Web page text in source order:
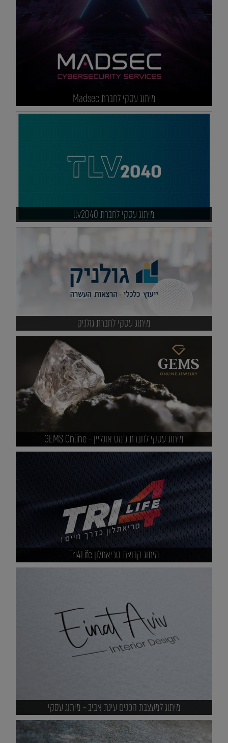
מיתוג עסקי לחברת Madsec
מיתוג עסקי לחברת tlv2040
מיתוג עסקי לחברת גולניק
מיתוג עסקי לחברת ג'מס אונליין - GEMS Online
מיתוג קבוצת טריאתלון Tri4Life
מיתוג למעצבת הפנים עינת אביב - מיתוג עסקי